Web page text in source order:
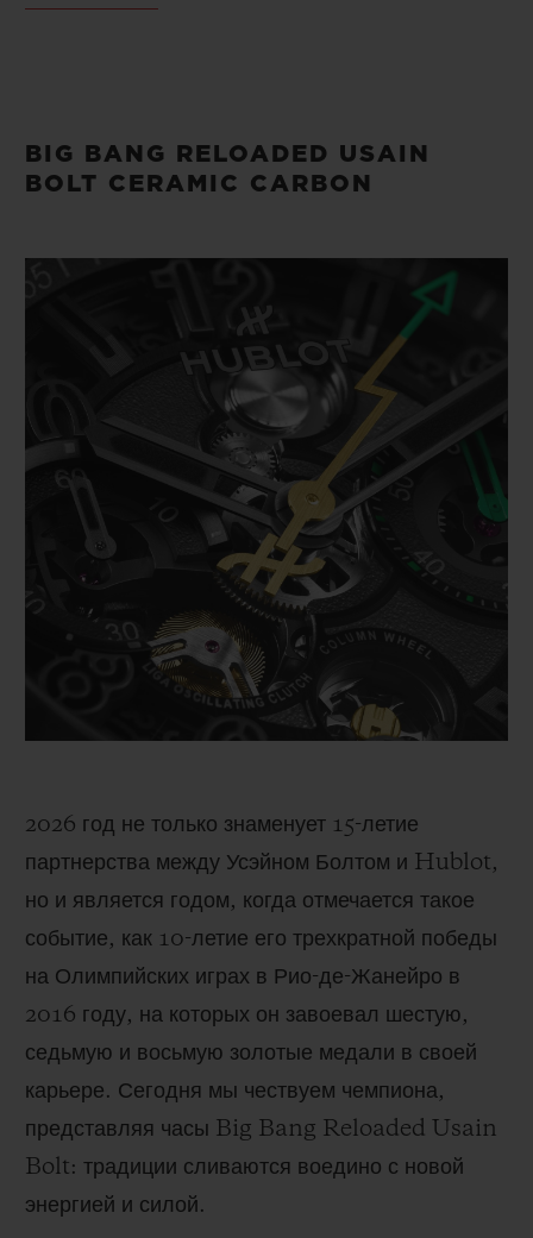
Don’t Think Limits» («Возможно все, не
преодолевать сомнения.. Эти часы отдают
дань не только самому быстрому человеку в
мире, но и тому образу мышления, который
сформировал спортсмена. Финишная черта ―
это не конец, а новое начало!
BIG BANG RELOADED USAIN
BOLT CERAMIC CARBON
2026 год не только знаменует 15-летие
партнерства между Усэйном Болтом и Hublot,
но и является годом, когда отмечается такое
событие, как 10-летие его трехкратной победы
на Олимпийских играх в Рио-де-Жанейро в
2016 году, на которых он завоевал шестую,
седьмую и восьмую золотые медали в своей
карьере. Сегодня мы чествуем чемпиона,
представляя часы Big Bang Reloaded Usain
Bolt: традиции сливаются воедино с новой
энергией и силой.